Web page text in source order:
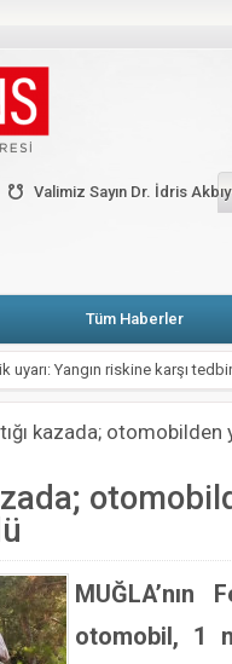
CHP’li Erbay: Muğla’da elektrik
Atatürk’ü Anma Gençlik ve Spor
Valimiz Sayın Dr. İdris
Tüm Haberler
uyarı: Yangın riskine karşı
Hizmete Açılıyor: Çay 5 TL
verdi, Bodrum FK için
İlçe Başkanları Belli Oldu
Yangın Bölgesinde
ERKEN TESPİT ETMEK VE EN
10 Yıllık Firarisi FETÖ’cü
kazada;
otomobil, 1